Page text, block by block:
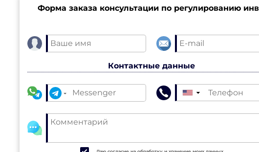
Форма заказа консультации по регулированию
Контактные данные
▼